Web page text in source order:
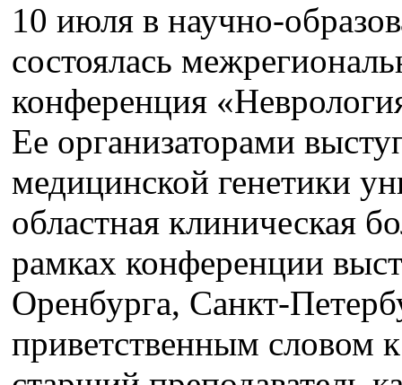
10 июля в научно-
состоялась
конференция
Ее организаторами
медицинской генетики
областная клиническая
рамках конференции
Оренбурга, Санкт-
приветственным словом